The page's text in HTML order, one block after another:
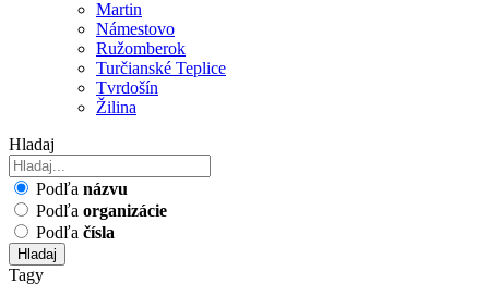
Martin
Námestovo
Ružomberok
Turčianské Teplice
Tvrdošín
Žilina
Hladaj
Podľa názvu
Podľa organizácie
Podľa čísla
Hladaj
Tagy